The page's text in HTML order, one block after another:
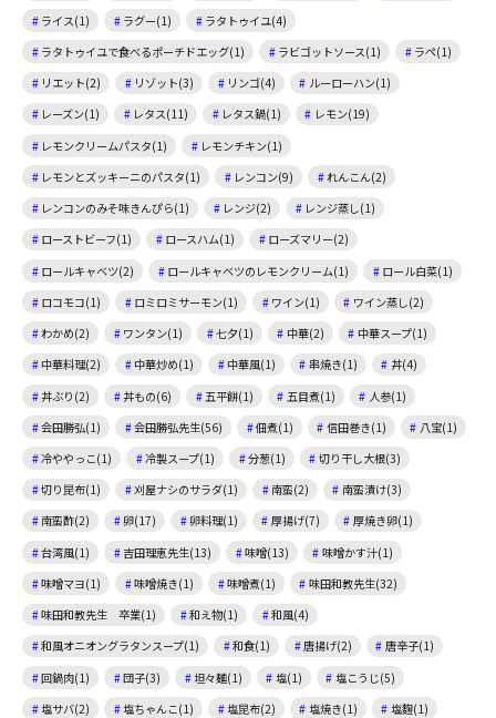
ライス(1)
ラグー(1)
ラタトゥイユ(4)
ラタトゥイユで食べるポーチドエッグ(1)
ラビゴットソース(1)
ラペ(1)
リエット(2)
リゾット(3) リンゴ(4)
ルーローハン(1)
レーズン(1)
レタス(11) レタス鍋(1)
レモン(19)
レモンクリームパスタ(1)
レモンチキン(1)
レモンとズッキーニのパスタ(1)
レンコン(9)
れんこん(2)
レンコンのみそ味きんぴら(1)
レンジ(2)
レンジ蒸し(1)
ローストビーフ(1)
ロースハム(1)
ローズマリー(2)
ロールキャベツ(2)
ロールキャベツのレモンクリーム(1)
ロール白菜(1)
ロコモコ(1)
ロミロミサーモン(1) ワイン(1)
ワイン蒸し(2)
わかめ(2)
ワンタン(1) 七夕(1) 中華(2)
中華スープ(1)
中華料理(2)
中華炒め(1) 中華風(1) 串焼き(1)
丼(4)
丼ぶり(2)
丼もの(6) 五平餅(1) 五目煮(1)
人参(1)
会田勝弘(1)
会田勝弘先生(56) 佃煮(1) 信田巻き(1)
八宝(1)
冷ややっこ(1)
冷製スープ(1) 分葱(1)
切り干し大根(3)
切り昆布(1)
刈屋ナシのサラダ(1) 南蛮(2)
南蛮漬け(3)
南蛮酢(2)
卵(17) 卵料理(1) 厚揚げ(7)
厚焼き卵(1)
台湾風(1)
吉田理恵先生(13) 味噌(13)
味噌かす汁(1)
味噌マヨ(1)
味噌焼き(1) 味噌煮(1)
味田和教先生(32)
味田和教先生 卒業(1)
和え物(1)
和風(4)
和風オニオングラタンスープ(1)
和食(1) 唐揚げ(2)
唐辛子(1)
回鍋肉(1)
団子(3) 坦々麺(1) 塩(1)
塩こうじ(5)
塩サバ(2)
塩ちゃんこ(1) 塩昆布(2) 塩焼き(1)
塩麴(1)